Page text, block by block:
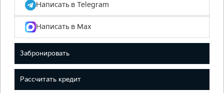
Написать в Telegram
Написать в Max
Забронировать
Рассчитать кредит